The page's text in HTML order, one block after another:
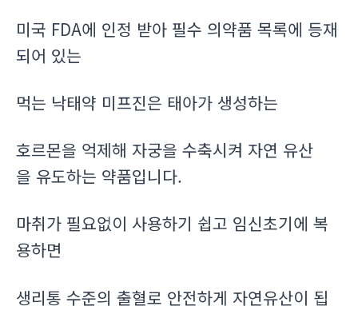
미국 FDA에 인정 받아 필수 의약품 목록에 등재
되어 있는
먹는 낙태약 미프진은 태아가 생성하는
호르몬을 억제해 자궁을 수축시켜 자연 유산
을 유도하는 약품입니다.
마취가 필요없이 사용하기 쉽고 임신초기에 복
용하면
생리통 수준의 출혈로 안전하게 자연유산이 됩